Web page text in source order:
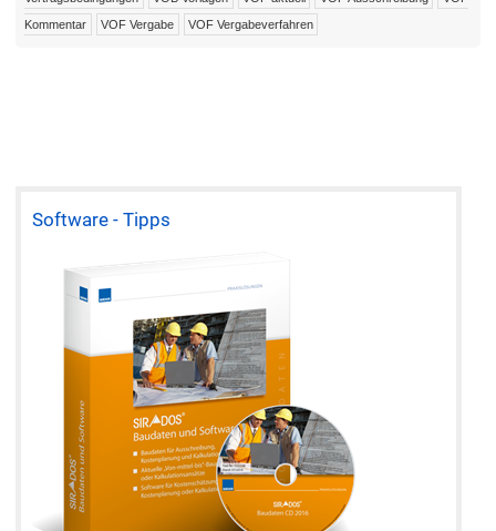
Kommentar
VOF Vergabe VOF Vergabeverfahren
Software - Tipps